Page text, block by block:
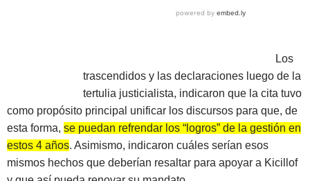
Los
trascendidos y las declaraciones luego de la
tertulia justicialista, indicaron que la cita tuvo
como propósito principal unificar los discursos para que, de
esta forma, se puedan refrendar los “logros” de la gestión en
estos 4 años. Asimismo, indicaron cuáles serían esos
mismos hechos que deberían resaltar para apoyar a Kicillof